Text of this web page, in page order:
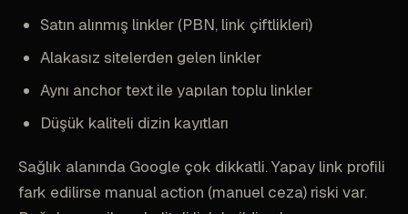
Satın alınmış linkler (PBN, link çiftlikleri)
Alakasız sitelerden gelen linkler
Aynı anchor text ile yapılan toplu linkler
Düşük kaliteli dizin kayıtları
Sağlık alanında Google çok dikkatli. Yapay link profili
fark edilirse manual action (manuel ceza) riski var.